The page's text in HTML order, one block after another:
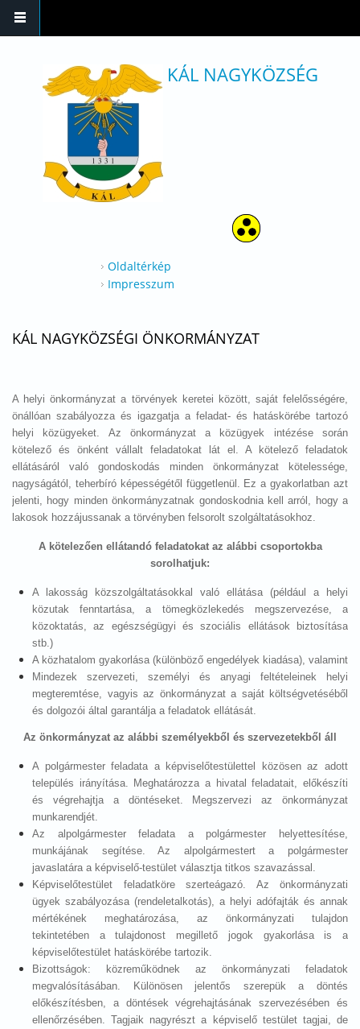
KÁL NAGYKÖZSÉG
Oldaltérkép
Impresszum
KÁL NAGYKÖZSÉGI ÖNKORMÁNYZAT
A helyi önkormányzat a törvények keretei között, saját felelősségére,
önállóan szabályozza és igazgatja a feladat- és hatáskörébe tartozó
helyi közügyeket. Az önkormányzat a közügyek intézése során
kötelező és önként vállalt feladatokat lát el. A kötelező feladatok
ellátásáról való gondoskodás minden önkormányzat kötelessége,
nagyságától, teherbíró képességétől függetlenül. Ez a gyakorlatban azt
jelenti, hogy minden önkormányzatnak gondoskodnia kell arról, hogy a
lakosok hozzájussanak a törvényben felsorolt szolgáltatásokhoz.
A kötelezően ellátandó feladatokat az alábbi csoportokba
sorolhatjuk:
A lakosság közszolgáltatásokkal való ellátása (például a helyi
közutak fenntartása, a tömegközlekedés megszervezése, a
közoktatás, az egészségügyi és szociális ellátások biztosítása
stb.)
A közhatalom gyakorlása (különböző engedélyek kiadása), valamint
Mindezek szervezeti, személyi és anyagi feltételeinek helyi
megteremtése, vagyis az önkormányzat a saját költségvetéséből
és dolgozói által garantálja a feladatok ellátását.
Az önkormányzat az alábbi személyekből és szervezetekből áll
A polgármester feladata a képviselőtestülettel közösen az adott
település irányítása. Meghatározza a hivatal feladatait, előkészíti
és végrehajtja a döntéseket. Megszervezi az önkormányzat
munkarendjét.
Az alpolgármester feladata a polgármester helyettesítése,
munkájának segítése. Az alpolgármestert a polgármester
javaslatára a képviselő-testület választja titkos szavazással.
Képviselőtestület feladatköre szerteágazó. Az önkormányzati
ügyek szabályozása (rendeletalkotás), a helyi adófajták és annak
mértékének meghatározása, az önkormányzati tulajdon
tekintetében a tulajdonost megillető jogok gyakorlása is a
képviselőtestület hatáskörébe tartozik.
Bizottságok: közreműködnek az önkormányzati feladatok
megvalósításában. Különösen jelentős szerepük a döntés
előkészítésben, a döntések végrehajtásának szervezésében és
ellenőrzésében. Tagjaik nagyrészt a képviselő testület tagjai, de